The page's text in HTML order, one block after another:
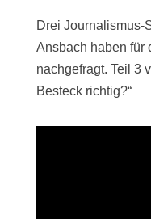
Drei Journalismus-
Ansbach haben für
nachgefragt. Teil 3
Besteck richtig?“